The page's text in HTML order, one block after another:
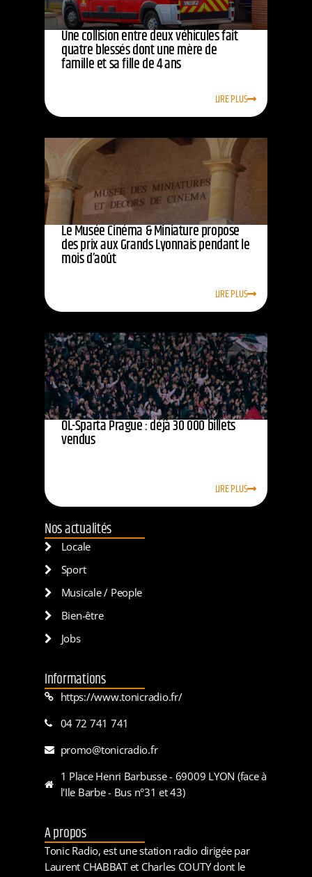
Une collision entre deux véhicules fait
quatre blessés dont une mère de
famille et sa fille de 4 ans
LIRE PLUS
Le Musée Cinéma & Miniature propose
des prix aux Grands Lyonnais pendant le
mois d’août
LIRE PLUS
OL-Sparta Prague : déjà 30 000 billets
vendus
LIRE PLUS
Nos actualités
Locale
Sport
Musicale / People
Bien-être
Jobs
Informations
https://www.tonicradio.fr/
04 72 741 741
promo@tonicradio.fr
1 Place Henri Barbusse - 69009 LYON (face à
l'Ile Barbe - Bus n°31 et 43)
A propos
Tonic Radio, est une station radio dirigée par
Laurent CHABBAT et Charles COUTY dont le